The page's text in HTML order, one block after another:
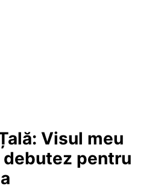
Visul meu
debutez pentru